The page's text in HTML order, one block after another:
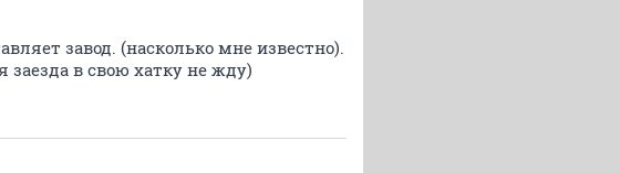
завод. (насколько мне известно).
заезда в свою хатку не жду)